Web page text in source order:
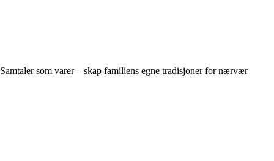
Samtaler som varer – skap familiens egne tradisjoner for nærvær